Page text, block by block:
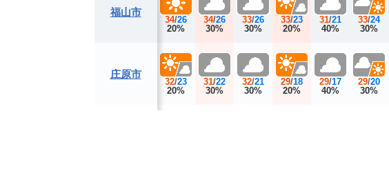
福山市
庄原市
34/26
20%
32/23
20%
34/26
30%
31/22
30%
33/26
30%
32/21
30%
33/23
20%
29/18
20%
31/21
40%
29/17
40%
33/24
30%
29/20
30%